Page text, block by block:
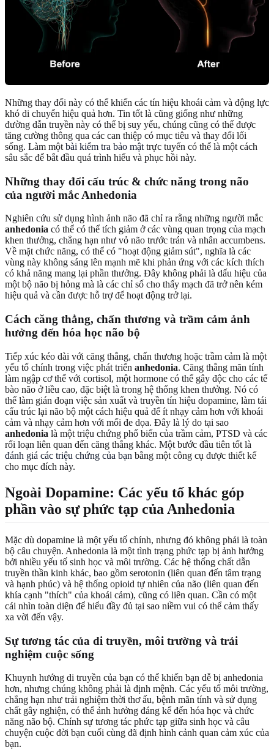
Những thay đổi này có thể khiến các tín hiệu khoái cảm và động lực
khó di chuyển hiệu quả hơn. Tin tốt là cũng giống như những
đường dẫn truyền này có thể bị suy yếu, chúng cũng có thể được
tăng cường thông qua các can thiệp có mục tiêu và thay đổi lối
sống. Làm một bài kiểm tra bảo mật trực tuyến có thể là một cách
sâu sắc để bắt đầu quá trình hiểu và phục hồi này.
Những thay đổi cấu trúc & chức năng trong não
của người mắc Anhedonia
Nghiên cứu sử dụng hình ảnh não đã chỉ ra rằng những người mắc
anhedonia có thể có thể tích giảm ở các vùng quan trọng của mạch
khen thưởng, chẳng hạn như vỏ não trước trán và nhân accumbens.
Về mặt chức năng, có thể có "hoạt động giảm sút", nghĩa là các
vùng này không sáng lên mạnh mẽ khi phản ứng với các kích thích
có khả năng mang lại phần thưởng. Đây không phải là dấu hiệu của
một bộ não bị hỏng mà là các chỉ số cho thấy mạch đã trở nên kém
hiệu quả và cần được hỗ trợ để hoạt động trở lại.
Cách căng thẳng, chấn thương và trầm cảm ảnh
hưởng đến hóa học não bộ
Tiếp xúc kéo dài với căng thẳng, chấn thương hoặc trầm cảm là một
yếu tố chính trong việc phát triển anhedonia. Căng thẳng mãn tính
làm ngập cơ thể với cortisol, một hormone có thể gây độc cho các tế
bào não ở liều cao, đặc biệt là trong hệ thống khen thưởng. Nó có
thể làm gián đoạn việc sản xuất và truyền tín hiệu dopamine, làm tái
cấu trúc lại não bộ một cách hiệu quả để ít nhạy cảm hơn với khoái
cảm và nhạy cảm hơn với mối đe dọa. Đây là lý do tại sao
anhedonia là một triệu chứng phổ biến của trầm cảm, PTSD và các
rối loạn liên quan đến căng thẳng khác. Một bước đầu tiên tốt là
đánh giá các triệu chứng của bạn bằng một công cụ được thiết kế
cho mục đích này.
Ngoài Dopamine: Các yếu tố khác góp
phần vào sự phức tạp của Anhedonia
Mặc dù dopamine là một yếu tố chính, nhưng đó không phải là toàn
bộ câu chuyện. Anhedonia là một tình trạng phức tạp bị ảnh hưởng
bởi nhiều yếu tố sinh học và môi trường. Các hệ thống chất dẫn
truyền thần kinh khác, bao gồm serotonin (liên quan đến tâm trạng
và hạnh phúc) và hệ thống opioid tự nhiên của não (liên quan đến
khía cạnh "thích" của khoái cảm), cũng có liên quan. Cần có một
cái nhìn toàn diện để hiểu đầy đủ tại sao niềm vui có thể cảm thấy
xa vời đến vậy.
Sự tương tác của di truyền, môi trường và trải
nghiệm cuộc sống
Khuynh hướng di truyền của bạn có thể khiến bạn dễ bị anhedonia
hơn, nhưng chúng không phải là định mệnh. Các yếu tố môi trường,
chẳng hạn như trải nghiệm thời thơ ấu, bệnh mãn tính và sử dụng
chất gây nghiện, có thể ảnh hưởng đáng kể đến hóa học và chức
năng não bộ. Chính sự tương tác phức tạp giữa sinh học và câu
chuyện cuộc đời bạn cuối cùng đã định hình cảnh quan cảm xúc của
bạn.